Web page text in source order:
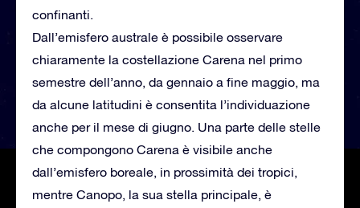
confinanti.
Dall’emisfero australe è possibile osservare
chiaramente la costellazione Carena nel primo
semestre dell’anno, da gennaio a fine maggio, ma
da alcune latitudini è consentita l’individuazione
anche per il mese di giugno. Una parte delle stelle
che compongono Carena è visibile anche
dall’emisfero boreale, in prossimità dei tropici,
mentre Canopo, la sua stella principale, è